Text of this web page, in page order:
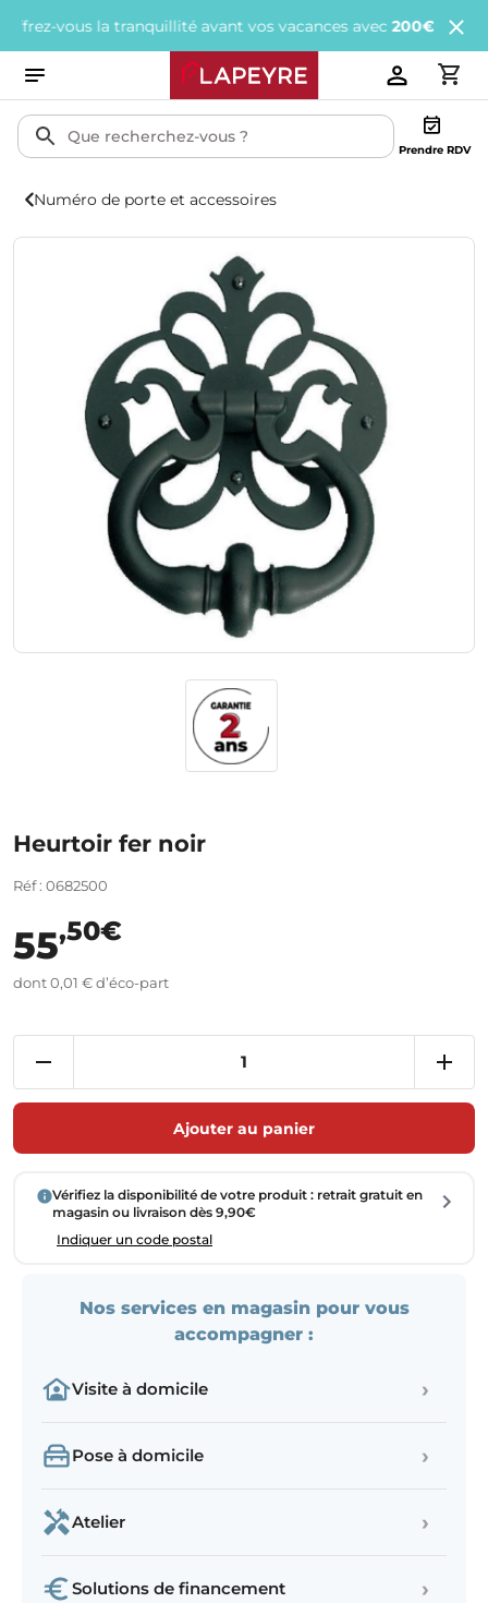
vous la tranquillité avant vos vacances avec200€ offerts tous
Prendre RDV
Numéro de porte et accessoires
Heurtoir fer noir
Réf : 0682500
55,50€
dont 0,01 € d’éco-part
Ajouter au panier
Vérifiez la disponibilité de votre produit : retrait gratuit en
magasin ou livraison dès 9,90€
Indiquer un code postal
Nos services en magasin pour vous
accompagner :
Visite à domicile ›
Pose à domicile ›
Atelier ›
Solutions de financement ›